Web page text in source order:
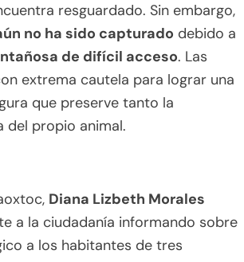
resguardado. Sin embargo,
no ha sido capturado debido a
de difícil acceso. Las
extrema cautela para lograr una
que preserve tanto la
del propio animal.
Diana Lizbeth Morales
a la ciudadanía informando sobre
a los habitantes de tres